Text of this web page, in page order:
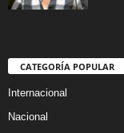
CATEGORÍA POPULAR
Internacional
Nacional